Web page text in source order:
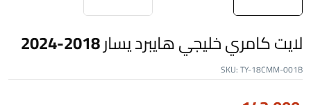
لايت كامري خليجي هايبرد يسار 2018-2024
SKU:TY-18CMM-001B